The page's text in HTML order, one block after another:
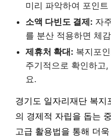
미리 파악하여 포인
소액 다빈도 결제: 자
를 분산 적용하면 체
제휴처 확대: 복지포
주기적으로 확인하고
요.
경기도 일자리재단 복지
의 경제적 자립을 돕는
고급 활용법을 통해 더